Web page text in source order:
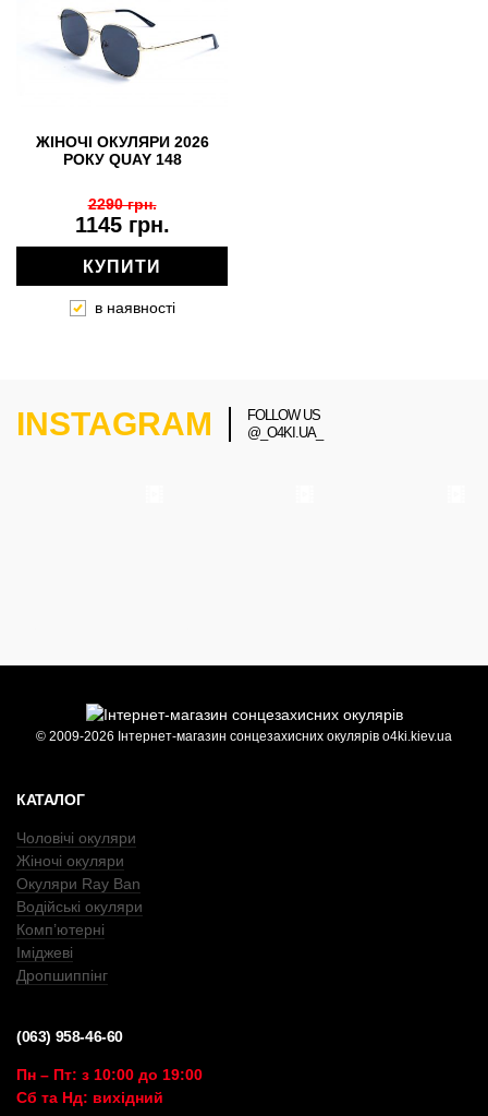
ЖІНОЧІ ОКУЛЯРИ 2026
РОКУ QUAY 148
1145 грн.
2290 грн.
КУПИТИ
в наявності
INSTAGRAM
FOLLOW US
@_O4KI.UA_
© 2009-2026 Інтернет-магазин сонцезахисних окулярів o4ki.kiev.ua
КАТАЛОГ
Чоловічі окуляри
Жіночі окуляри
Окуляри Ray Ban
Водійські окуляри
Комп’ютерні
Іміджеві
Дропшиппінг
(063) 958-46-60
Пн – Пт: з 10:00 до 19:00
Сб та Нд: вихідний